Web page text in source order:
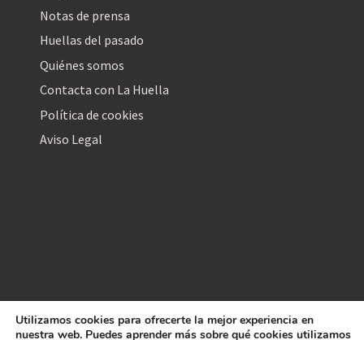
Notas de prensa
Huellas del pasado
Quiénes somos
Contacta con La Huella
Política de cookies
Aviso Legal
© 2026La Huella Digital– Todos los derechos reservados
Utilizamos cookies para ofrecerte la mejor experiencia en
nuestra web. Puedes aprender más sobre qué cookies utilizamos